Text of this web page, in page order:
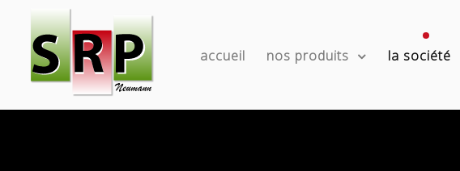
accueil nos produits la société